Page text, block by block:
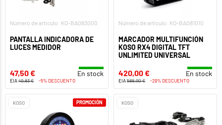
Número de artículo: KO-BA083000
PANTALLA INDICADORA DE
LUCES MEDIDOR
47,50 € En stock
EIA49,83 € -5% DESCUENTO
Número de artículo: KO-BA081010
MARCADOR MULTIFUNCIÓN
KOSO RX4 DIGITAL TFT
UNLIMITED UNIVERSAL
420,00 € En stock
EIA588,90 € -29% DESCUENTO
KOSO PROMOCIÓN KOSO